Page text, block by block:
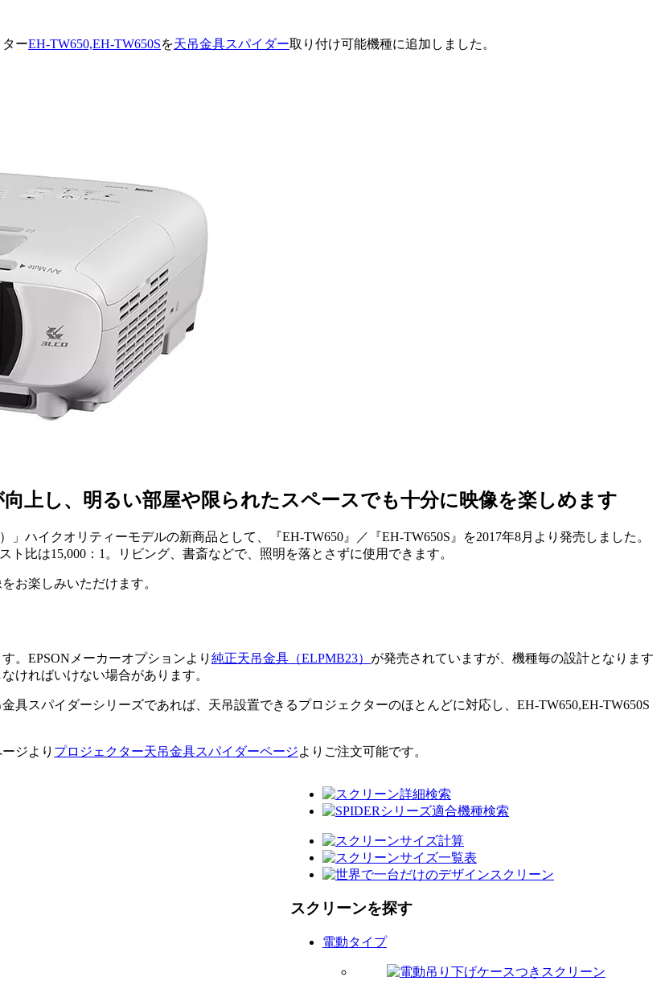
ーEH-TW650,EH-TW650Sを天吊金具スパイダー取り付け可能機種に追加しました。
上し、明るい部屋や限られたスペースでも十分に映像を楽しめます
ハイクオリティーモデルの新商品として、『EH-TW650』／『EH-TW650S』を2017年8月より発売しました。
比は15,000：1。リビング、書斎などで、照明を落とさずに使用できます。
お楽しみいただけます。
。EPSONメーカーオプションより 純正天吊金具（ELPMB23） が発売されていますが、機種毎の設計となります
ければいけない場合があります。
具スパイダーシリーズであれば、天吊設置できるプロジェクターのほとんどに対応し、EH-TW650,EH-TW650S
ジより プロジェクター天吊金具スパイダーページよりご注文可能です。
スクリーンを探す
電動タイプ